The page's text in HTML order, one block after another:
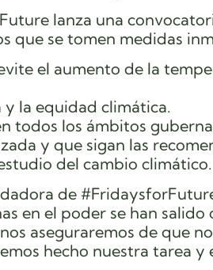
lanza una
que se tomen medidas
el aumento de la
la equidad climática.
todos los ámbitos
y que sigan las
del cambio climático.
de
en el poder se han
aseguraremos de que
hecho nuestra tarea y